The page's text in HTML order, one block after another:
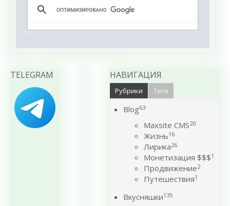
TELEGRAM НАВИГАЦИЯ
Рубрики Теги
Blog63
Maxsite CMS20
Жизнь16
Лирика26
Монетизация $$$1
Продвижение2
Путешествия1
Вкусняшки135